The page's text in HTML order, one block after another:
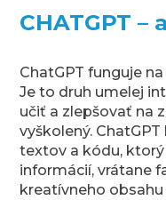
CHATGPT –
ChatGPT funguje
Je to druh umelej
učiť a zlepšovať na
vyškolený.
textov a kódu,
informácií, vrátane
kreatívneho obsahu